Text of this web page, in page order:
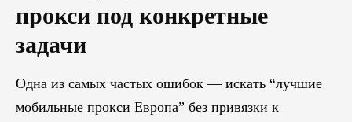
прокси под конкретные
задачи
Одна из самых частых ошибок — искать “лучшие
мобильные прокси Европа” без привязки к